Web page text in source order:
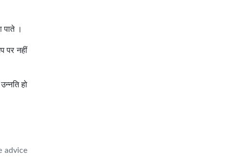
पाते ।
पर नहीं
हो
advice